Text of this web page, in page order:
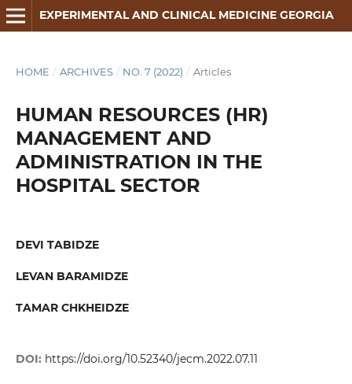
EXPERIMENTAL AND CLINICAL MEDICINE GEORGIA
HOME / ARCHIVES / NO. 7 (2022) / Articles
HUMAN RESOURCES (HR)
MANAGEMENT AND
ADMINISTRATION IN THE
HOSPITAL SECTOR
DEVI TABIDZE
LEVAN BARAMIDZE
TAMAR CHKHEIDZE
DOI: https://doi.org/10.52340/jecm.2022.07.11